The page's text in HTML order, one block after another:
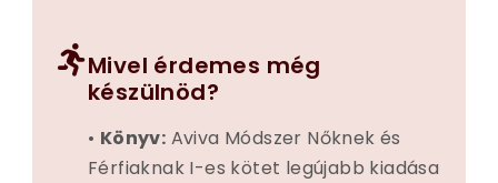
Mivel érdemes még
készülnöd?
• Könyv: Aviva Módszer Nőknek és
Férfiaknak I-es kötet legújabb kiadása